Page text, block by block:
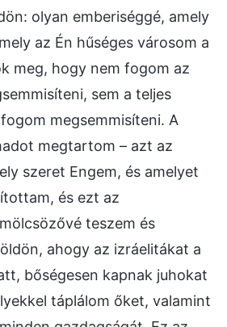
olyan emberiséggé, amely
az Én hűséges városom a
meg, hogy nem fogom az
sem a teljes
megsemmisíteni. A
megtartom – azt az
szeret Engem, és amelyet
és ezt az
teszem és
ahogy az izráelitákat a
bőségesen kapnak juhokat
táplálom őket, valamint